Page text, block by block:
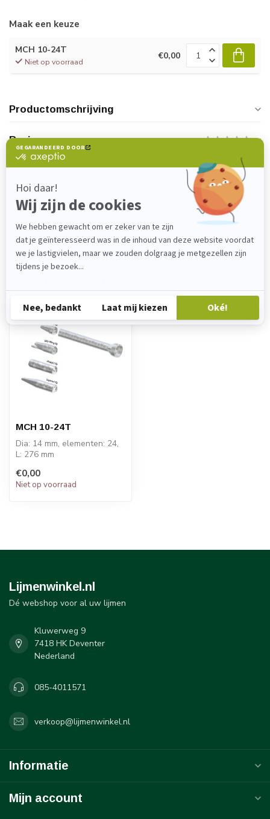
Maak een keuze
MCH 10-24T
Niet op voorraad
€0,00
Productomschrijving
Reviews
Heeft u vragen over dit product?
Neem gerust contact op met onze
verkoop@lijmenwinkel.nl
of+31 (0)85 4011571 . Wij helpen u graag!
MCH 10-24T
Dia: 14 mm, elementen: 24,
L: 276 mm
STATOMIX™ MCH en MCH...
€0,00
Niet op voorraad
Lijmenwinkel.nl
Dé webshop voor al uw lijmen
Kluwerweg 9
7418 HK Deventer
Nederland
085-4011571
verkoop@lijmenwinkel.nl
Informatie
Mijn account